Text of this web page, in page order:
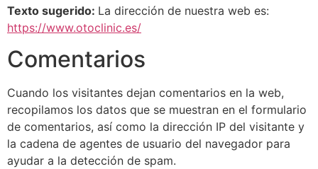
Texto sugerido: La dirección de nuestra web es:
https://www.otoclinic.es/
Comentarios
Cuando los visitantes dejan comentarios en la web,
recopilamos los datos que se muestran en el formulario
de comentarios, así como la dirección IP del visitante y
la cadena de agentes de usuario del navegador para
ayudar a la detección de spam.